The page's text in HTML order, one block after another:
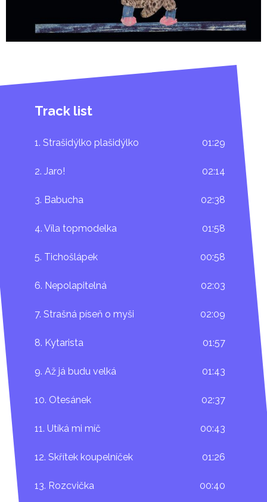
Koncept „rodinné desky“ je poznat i ze sestavy
spolupracovníků, kterou Kamberská s nadsázkou
Johankou Říčanovou, grafickou podobu mu
Odvázané sbory zpívá „dívčí punkový sbor“ Čilé
Rozálií a Kateřinou Ponocným
– dcerami multiinstrumentalisty
Honzy Ponocného
v jehož studiu deska vznikla. Právě Ponocný nahrál
většinu kytar a baskytar, s perkusemi se přidal další
Landštof.
narozeniny Říkadel a křikadel
křikadel, 15.00
Track list
1. Strašidýlko plašidýlko 01:29
2. Jaro! 02:14
3. Babucha 02:38
4. Víla topmodelka 01:58
5. Tichošlápek 00:58
6. Nepolapitelná 02:03
7. Strašná píseň o myši 02:09
8. Kytarista 01:57
9. Až já budu velká 01:43
10. Otesánek 02:37
11. Utíká mi míč 00:43
12. Skřítek koupelníček 01:26
13. Rozcvička 00:40